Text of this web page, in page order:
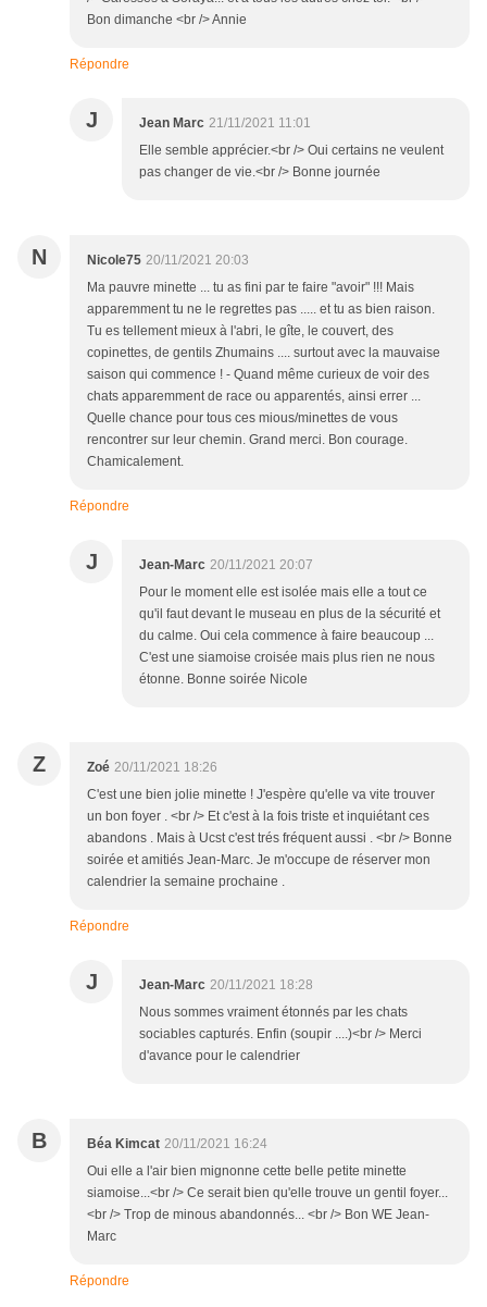
Bon dimanche <br /> Annie
Répondre
J Jean Marc 21/11/2021 11:01
Elle semble apprécier.<br /> Oui certains ne veulent
pas changer de vie.<br /> Bonne journée
N Nicole75 20/11/2021 20:03
Ma pauvre minette ... tu as fini par te faire "avoir" !!! Mais
apparemment tu ne le regrettes pas ..... et tu as bien raison.
Tu es tellement mieux à l'abri, le gîte, le couvert, des
copinettes, de gentils Zhumains .... surtout avec la mauvaise
saison qui commence ! - Quand même curieux de voir des
chats apparemment de race ou apparentés, ainsi errer ...
Quelle chance pour tous ces mious/minettes de vous
rencontrer sur leur chemin. Grand merci. Bon courage.
Chamicalement.
Répondre
J Jean-Marc 20/11/2021 20:07
Pour le moment elle est isolée mais elle a tout ce
qu'il faut devant le museau en plus de la sécurité et
du calme. Oui cela commence à faire beaucoup ...
C'est une siamoise croisée mais plus rien ne nous
étonne. Bonne soirée Nicole
Z Zoé 20/11/2021 18:26
C'est une bien jolie minette ! J'espère qu'elle va vite trouver
un bon foyer . <br /> Et c'est à la fois triste et inquiétant ces
abandons . Mais à Ucst c'est trés fréquent aussi . <br /> Bonne
soirée et amitiés Jean-Marc. Je m'occupe de réserver mon
calendrier la semaine prochaine .
Répondre
J Jean-Marc 20/11/2021 18:28
Nous sommes vraiment étonnés par les chats
sociables capturés. Enfin (soupir ....)<br /> Merci
d'avance pour le calendrier
B Béa Kimcat 20/11/2021 16:24
Oui elle a l'air bien mignonne cette belle petite minette
siamoise...<br /> Ce serait bien qu'elle trouve un gentil foyer...
<br /> Trop de minous abandonnés... <br /> Bon WE Jean-
Marc
Répondre